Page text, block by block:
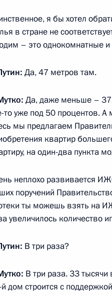
января 2019 года, 20:30
президиума
июля 2018 года, 17:00
о подготовке к
с членами
Мутко назначен
я бы хотел
в стране не
– это однокомнатные
Да, 47 метров там.
Да, даже меньше – 37,
то уже под 50 процентов.
мы предлагаем
квартир
на один-два пункта
неплохо развивается
поручений
ты можешь взять на
увеличилось количество
В три раза?
В три раза. 33
дом строится с